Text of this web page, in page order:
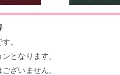
。
となります。
ざいません。